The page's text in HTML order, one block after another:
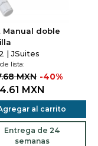
Manual doble
| JSuites
lista:
MXN -40%
MXN
al carrito
Entrega de 24
semanas